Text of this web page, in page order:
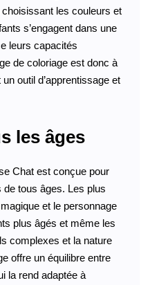
les couleurs et
s’engagent dans une
leurs capacités
de coloriage est donc à
outil d’apprentissage et
les âges
Chat est conçue pour
tous âges. Les plus
et le personnage
plus âgés et même les
complexes et la nature
offre un équilibre entre
la rend adaptée à